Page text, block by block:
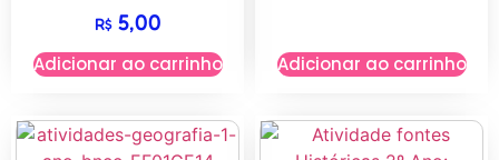
R$5,00
Adicionar ao carrinho Adicionar ao carrinho